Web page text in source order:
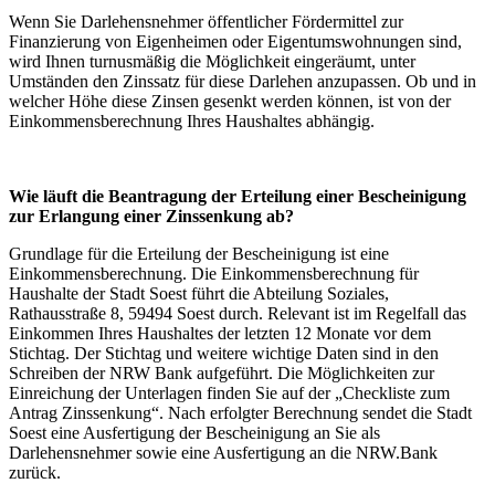
Wenn Sie Darlehensnehmer öffentlicher Fördermittel zur
Finanzierung von Eigenheimen oder Eigentumswohnungen sind,
wird Ihnen turnusmäßig die Möglichkeit eingeräumt, unter
Umständen den Zinssatz für diese Darlehen anzupassen. Ob und in
welcher Höhe diese Zinsen gesenkt werden können, ist von der
Einkommensberechnung Ihres Haushaltes abhängig.
Wie läuft die Beantragung der Erteilung einer Bescheinigung
zur Erlangung einer Zinssenkung ab?
Grundlage für die Erteilung der Bescheinigung ist eine
Einkommensberechnung. Die Einkommensberechnung für
Haushalte der Stadt Soest führt die Abteilung Soziales,
Rathausstraße 8, 59494 Soest durch. Relevant ist im Regelfall das
Einkommen Ihres Haushaltes der letzten 12 Monate vor dem
Stichtag. Der Stichtag und weitere wichtige Daten sind in den
Schreiben der NRW Bank aufgeführt. Die Möglichkeiten zur
Einreichung der Unterlagen finden Sie auf der „Checkliste zum
Antrag Zinssenkung“. Nach erfolgter Berechnung sendet die Stadt
Soest eine Ausfertigung der Bescheinigung an Sie als
Darlehensnehmer sowie eine Ausfertigung an die NRW.Bank
zurück.